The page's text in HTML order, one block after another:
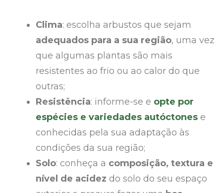
Clima: escolha arbustos que sejam
adequados para a sua região, uma vez
que algumas plantas são mais
resistentes ao frio ou ao calor do que
outras;
Resistência: informe-se e opte por
espécies e variedades autóctones e
conhecidas pela sua adaptação às
condições da sua região;
Solo: conheça a composição, textura e
nível de acidez do solo do seu espaço